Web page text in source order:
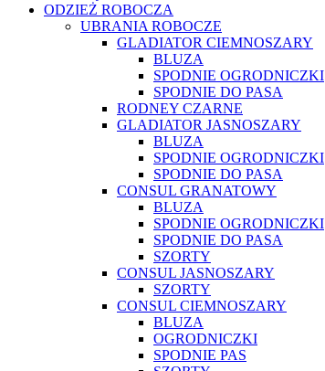
ODZIEŻ ROBOCZA
UBRANIA ROBOCZE
GLADIATOR CIEMNOSZARY
BLUZA
SPODNIE OGRODNICZKI
SPODNIE DO PASA
RODNEY CZARNE
GLADIATOR JASNOSZARY
BLUZA
SPODNIE OGRODNICZKI
SPODNIE DO PASA
CONSUL GRANATOWY
BLUZA
SPODNIE OGRODNICZKI
SPODNIE DO PASA
SZORTY
CONSUL JASNOSZARY
SZORTY
CONSUL CIEMNOSZARY
BLUZA
OGRODNICZKI
SPODNIE PAS